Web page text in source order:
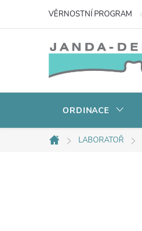
VĚRNOSTNÍ PROGRAM
ORDINACE
Domů
LABORATOŘ